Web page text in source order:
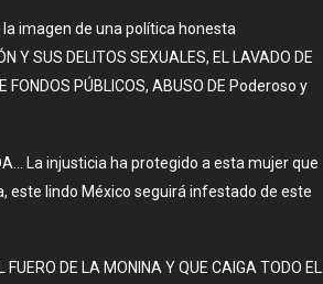
imagen de una política honesta
Y SUS DELITOS SEXUALES, EL LAVADO DE
FONDOS PÚBLICOS, ABUSO DE Poderoso y
La injusticia ha protegido a esta mujer que
este lindo México seguirá infestado de este
DE LA MONINA Y QUE CAIGA TODO EL